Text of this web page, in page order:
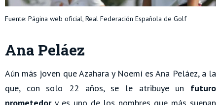
Fuente: Página web oficial, Real Federación Española de Golf
Ana Peláez
Aún más joven que Azahara y Noemí es Ana Peláez, a la
que, con solo 22 años, se le atribuye un futuro
prometedor y es uno de los nombres que más suenan